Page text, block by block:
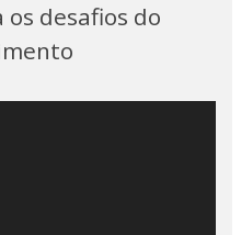
desafios do